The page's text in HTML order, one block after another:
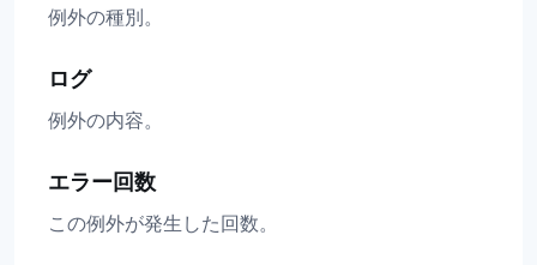
例外の種別。
ログ
例外の内容。
エラー回数
この例外が発生した回数。